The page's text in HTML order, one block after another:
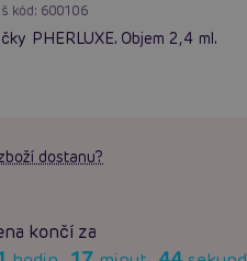
kód: 600106
PHERLUXE. Objem 2,4 ml.
dostanu?
končí za